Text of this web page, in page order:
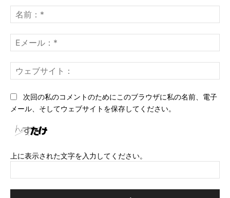
ン
ト：
前
*
メ
ー
*ェ
次回の私のコメントのためにこのブラウザに私の名前、電子
メール、そしてウェブサイトを保存してください。
上に表示された文字を入力してください。